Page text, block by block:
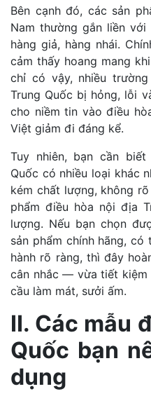
Bên cạnh đó, các sản
Nam thường gắn liền
hàng giả, hàng nhái.
cảm thấy hoang mang
chỉ có vậy, nhiều
Trung Quốc bị hỏng, lỗi
cho niềm tin vào điều
Việt giảm đi đáng kể.
Tuy nhiên, bạn cần
Quốc có nhiều loại khác
kém chất lượng, không
phẩm điều hòa nội địa
lượng. Nếu bạn chọn
sản phẩm chính hãng,
hành rõ ràng, thì đây
cân nhắc — vừa tiết kiệm
cầu làm mát, sưởi ấm.
II. Các mẫu
Quốc bạn
dụng